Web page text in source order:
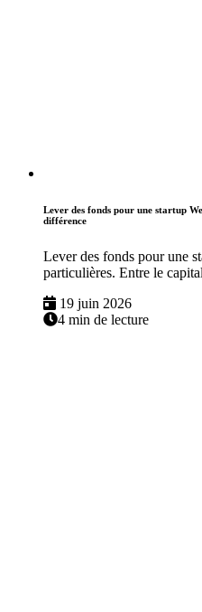
Lever des fonds pour une startup
différence
Lever des fonds pour une
particulières. Entre le
19 juin 2026
4 min de lecture